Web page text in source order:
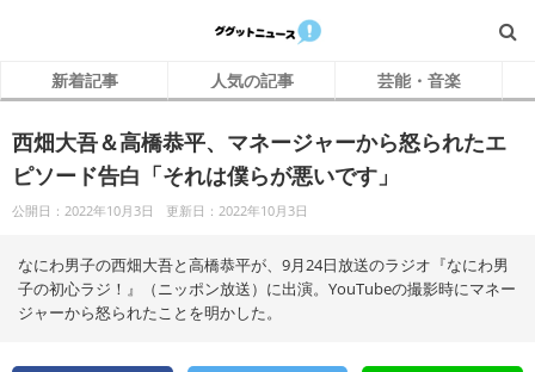
新着記事 人気の記事 芸能・音楽
西畑大吾＆高橋恭平、マネージャーから怒られたエ
ピソード告白「それは僕らが悪いです」
公開日：2022年10月3日 更新日：2022年10月3日
なにわ男子の西畑大吾と高橋恭平が、9月24日放送のラジオ『なにわ男
子の初心ラジ！』（ニッポン放送）に出演。YouTubeの撮影時にマネー
ジャーから怒られたことを明かした。